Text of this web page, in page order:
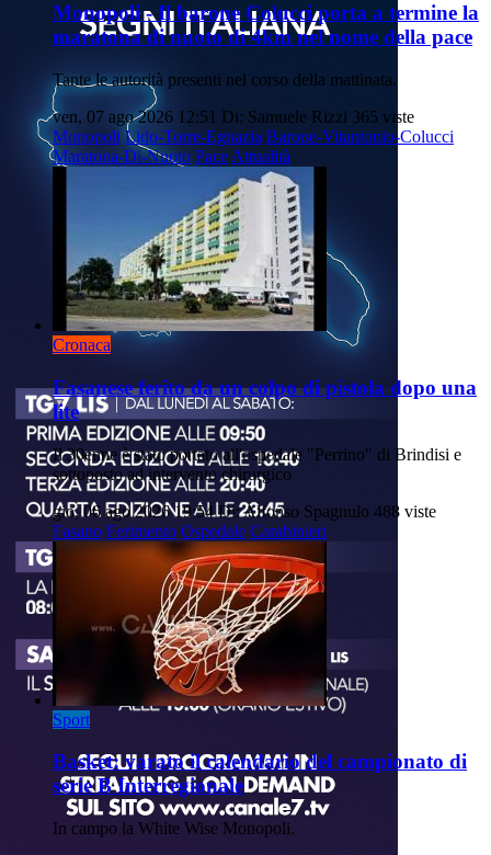
Monopoli - Il barone Colucci porta a termine la
maratona di nuoto di 4km nel nome della pace
Tante le autorità presenti nel corso della mattinata.
ven, 07 ago 2026 12:51 Di: Samuele Rizzi 365 viste
Monopoli Lido-Torre-Egnazia Barone-Vitantonio-Colucci
Maratona-Di-Nuoto Pace Attualità
Cronaca
Fasanese ferito da un colpo di pistola dopo una
lite
Il 30enne è stato portato all'ospedale "Perrino" di Brindisi e
sottoposto ad intervento chirurgico
gio, 06 ago 2026 19:54 Di: Alfonso Spagnulo 488 viste
Fasano Ferimento Ospedale Carabinieri
Sport
Basket: varato il calendario del campionato di
serie B Interregionale
In campo la White Wise Monopoli.